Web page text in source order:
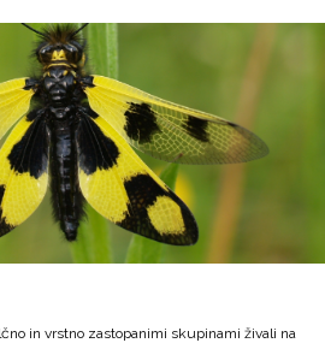
in vrstno zastopanimi skupinami živali na